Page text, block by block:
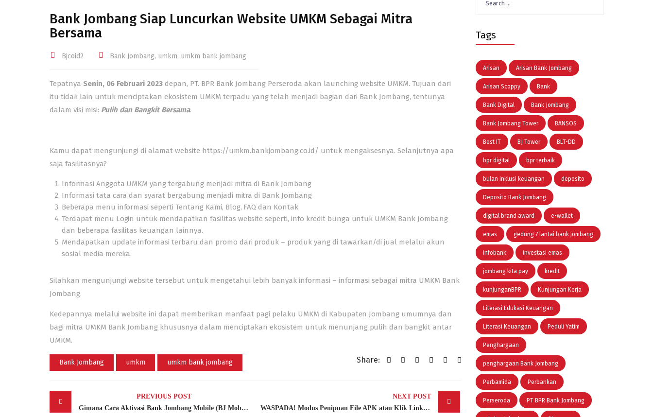
Bank Jombang Siap Luncurkan Website UMKM Sebagai Mitra
Bersama
Bjcoid2 Bank Jombang, umkm, umkm bank jombang
Tepatnya Senin, 06 Februari 2023 depan, PT. BPR Bank Jombang Perseroda akan launching website UMKM. Tujuan dari
itu tidak lain untuk menciptakan ekosistem UMKM terpadu yang telah menjadi bagian dari Bank Jombang, tentunya
dalam visi misi: Pulih dan Bangkit Bersama.
Kamu dapat mengunjungi di alamat website https://umkm.bankjombang.co.id/ untuk mengaksesnya. Selanjutnya apa
saja fasilitasnya?
Informasi Anggota UMKM yang tergabung menjadi mitra di Bank Jombang
Informasi tata cara dan syarat bergabung menjadi mitra di Bank Jombang
Beberapa menu informasi seperti Tentang Kami, Blog, FAQ dan Kontak.
Terdapat menu Login untuk mendapatkan fasilitas website seperti, info kredit bunga untuk UMKM Bank Jombang
dan beberapa fasilitas keuangan lainnya.
Mendapatkan update informasi terbaru dan promo dari produk – produk yang di tawarkan/di jual melalui akun
sosial media mereka.
Silahkan mengunjungi website tersebut untuk mengetahui lebih banyak informasi – informasi sebagai mitra UMKM Bank
Jombang.
Kedepannya melalui website ini dapat memberikan manfaat pagi pelaku UMKM di Kabupaten Jombang umumnya dan
bagi mitra UMKM Bank Jombang khususnya dalam menciptakan ekosistem untuk menunjang pulih dan bangkit antar
UMKM.
Bank Jombang umkm umkm bank jombang Share:
Post
navigation
PREVIOUS POST
Gimana Cara Aktivasi Bank Jombang Mobile (BJ Mobile) Tanpa Harus Datang Ke Kantor!
NEXT POST
WASPADA! Modus Penipuan File APK atau Klik Link Dari Nomor Tidak Dikenal di Chat
for:
Tags
Arisan Arisan Bank Jombang
Arisan Scoppy Bank
Bank Digital Bank Jombang
Bank Jombang Tower BANSOS
Best IT BJ Tower BLT-DD
bpr digital bpr terbaik
bulan inklusi keuangan deposito
Deposito Bank Jombang
digital brand award e-wallet
emas gedung 7 lantai bank jombang
infobank investasi emas
jombang kita pay kredit
kunjunganBPR Kunjungan Kerja
Literasi Edukasi Keuangan
Literasi Keuangan Peduli Yatim
Penghargaan
penghargaan Bank Jombang
Perbamida Perbankan
Perseroda PT BPR Bank Jombang